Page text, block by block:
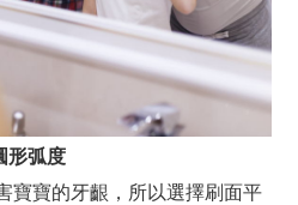
形弧度
寶寶的牙齦，所以選擇刷面平